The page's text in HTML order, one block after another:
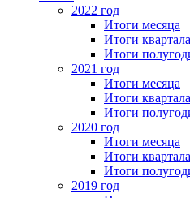
2022 год
Итоги месяца
Итоги квартала
Итоги
2021 год
Итоги месяца
Итоги квартала
Итоги
2020 год
Итоги месяца
Итоги квартала
Итоги
2019 год